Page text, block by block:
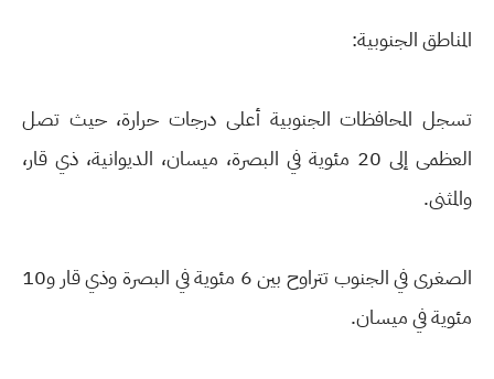
المناطق الجنوبية:
تسجل المحافظات الجنوبية أعلى درجات حرارة، حيث تصل
العظمى إلى 20 مئوية في البصرة، ميسان، الديوانية، ذي قار،
والمثنى.
الصغرى في الجنوب تتراوح بين 6 مئوية في البصرة وذي قار و10
مئوية في ميسان.